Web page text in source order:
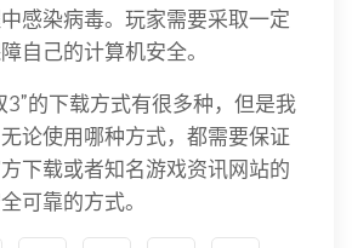
感染病毒。玩家需要采取一定
自己的计算机安全。
3”的下载方式有很多种，但是我
论使用哪种方式，都需要保证
下载或者知名游戏资讯网站的
可靠的方式。